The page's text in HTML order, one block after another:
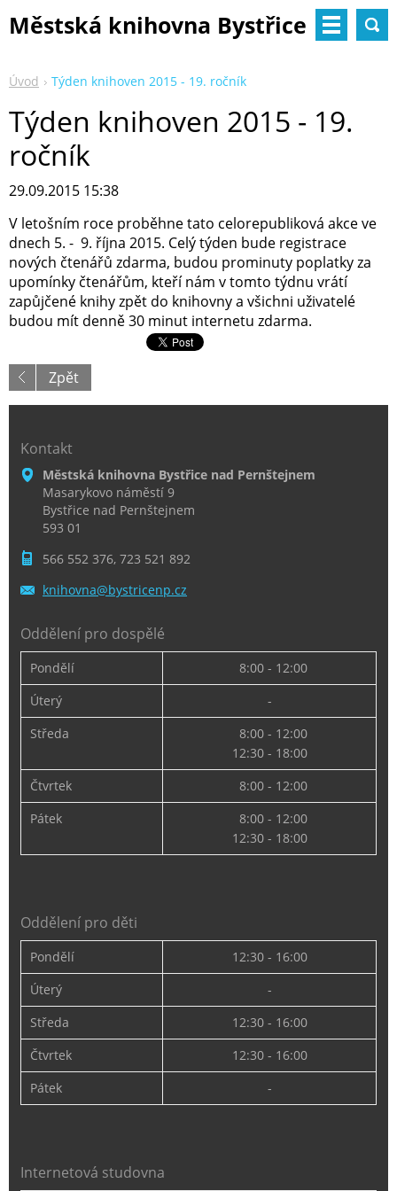
Městská knihovna Bystřice
Úvod Týden knihoven 2015 - 19. ročník
Týden knihoven 2015 - 19.
ročník
29.09.2015 15:38
V letošním roce proběhne tato celorepubliková akce ve
dnech 5. - 9. října 2015. Celý týden bude registrace
nových čtenářů zdarma, budou prominuty poplatky za
upomínky čtenářům, kteří nám v tomto týdnu vrátí
zapůjčené knihy zpět do knihovny a všichni uživatelé
budou mít denně 30 minut internetu zdarma.
Zpět
Kontakt
Městská knihovna Bystřice nad Pernštejnem
Masarykovo náměstí 9
Bystřice nad Pernštejnem
593 01
566 552 376, 723 521 892
knihovna@bystricenp.cz
Oddělení pro dospělé
Pondělí
8:00 - 12:00
Úterý
-
Středa
8:00 - 12:00
12:30 - 18:00
Čtvrtek
8:00 - 12:00
Pátek
8:00 - 12:00
12:30 - 18:00
Oddělení pro děti
Pondělí
12:30 - 16:00
Úterý
-
Středa
12:30 - 16:00
Čtvrtek
12:30 - 16:00
Pátek
-
Internetová studovna